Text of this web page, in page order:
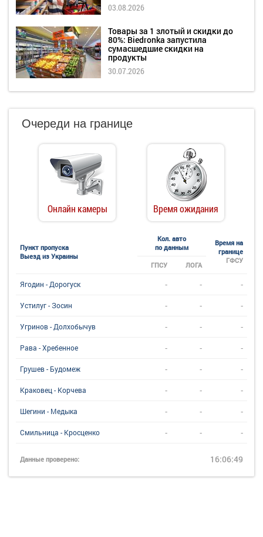
03.08.2026
Товары за 1 злотый и скидки до
80%: Biedronka запустила
сумасшедшие скидки на
продукты
30.07.2026
Очереди на границе
Онлайн камеры Время ожидания
Пункт пропуска
Выезд из Украины
Кол. авто
по данным
Время на
границе
ГФСУ
ГПСУ ЛОГА
Ягодин - Дорогуск - - -
Устилуг - Зосин - - -
Угринов - Долхобычув - - -
Рава - Хребенное - - -
Грушев - Будомеж - - -
Краковец - Корчева - - -
Шегини - Медыка - - -
Смильница - Кросценко - - -
Данные проверено: 16:06:49